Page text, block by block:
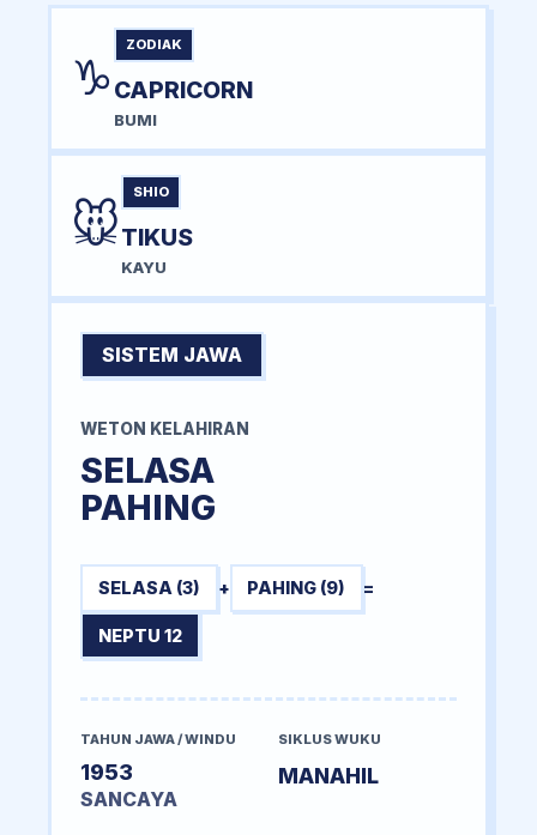
♑
ZODIAK
CAPRICORN
BUMI
🐭
SHIO
TIKUS
KAYU
SISTEM JAWA
WETON KELAHIRAN
SELASA
PAHING
SELASA (3) + PAHING (9) =
NEPTU 12
TAHUN JAWA / WINDU
1953
SANCAYA
SIKLUS WUKU
MANAHIL